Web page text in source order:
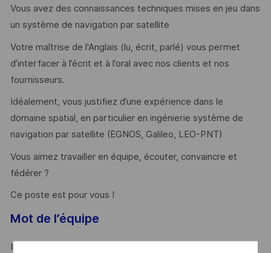
Vous avez des connaissances techniques mises en jeu dans
un système de navigation par satellite
Votre maîtrise de l'Anglais (lu, écrit, parlé) vous permet
d’interfacer à l’écrit et à l’oral avec nos clients et nos
fournisseurs.
Idéalement, vous justifiez d’une expérience dans le
domaine spatial, en particulier en ingénierie système de
navigation par satellite (EGNOS, Galileo, LEO-PNT)
Vous aimez travailler en équipe, écouter, convaincre et
fédérer ?
Ce poste est pour vous !
Mot de l’équipe
Intégrer notre équipe d’ingénieurs spécialisés dans la